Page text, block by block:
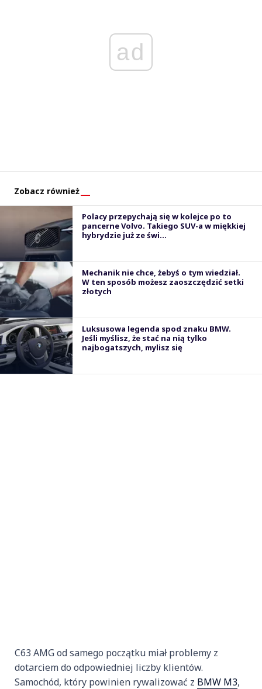
ad
Zobacz również
Polacy przepychają się w kolejce po to
pancerne Volvo. Takiego SUV-a w miękkiej
hybrydzie już ze świ...
Mechanik nie chce, żebyś o tym wiedział.
W ten sposób możesz zaoszczędzić setki
złotych
Luksusowa legenda spod znaku BMW.
Jeśli myślisz, że stać na nią tylko
najbogatszych, mylisz się
C63 AMG od samego początku miał problemy z
dotarciem do odpowiedniej liczby klientów.
Samochód, który powinien rywalizować z BMW M3,